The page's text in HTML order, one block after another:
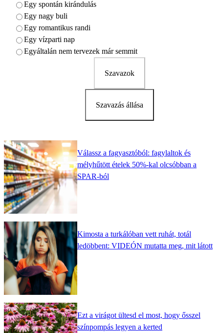
Egy spontán kirándulás
Egy nagy buli
Egy romantikus randi
Egy vízparti nap
Egyáltalán nem tervezek már semmit
Szavazok
Szavazás állása
Válassz a fagyasztóból: fagylaltok és
mélyhűtött ételek 50%-kal olcsóbban a
SPAR-ból
Kimosta a turkálóban vett ruhát, totál
ledöbbent: VIDEÓN mutatta meg, mit látott
Ezt a virágot ültesd el most, hogy ősszel
színpompás legyen a kerted